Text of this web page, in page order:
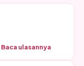
Baca ulasannya